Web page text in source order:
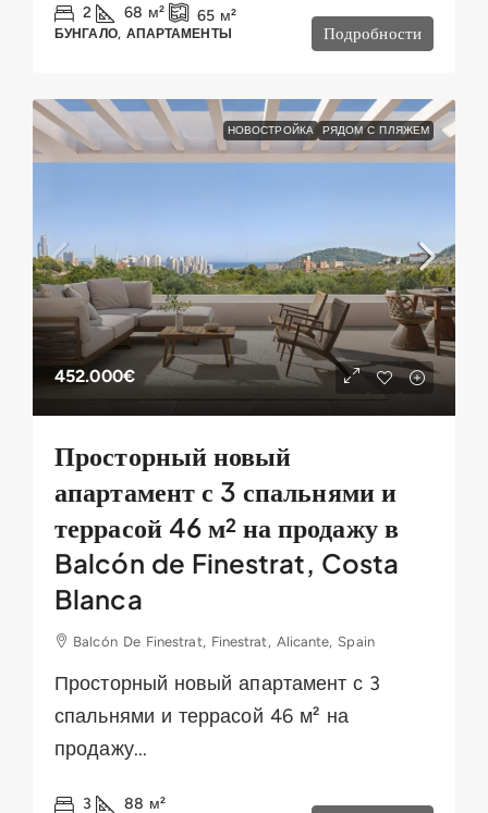
2 68 м² 65 м²
БУНГАЛО, АПАРТАМЕНТЫ Подробности
НОВОСТРОЙКА РЯДОМ С ПЛЯЖЕМ
452.000€
Просторный новый
апартамент с 3 спальнями и
террасой 46 м² на продажу в
Balcón de Finestrat, Costa
Blanca
Balcón De Finestrat, Finestrat, Alicante, Spain
Просторный новый апартамент с 3
спальнями и террасой 46 м² на
продажу...
3 88 м²